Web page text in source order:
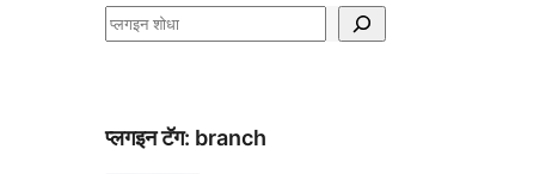
शोधा
प्लगइन टॅग: branch